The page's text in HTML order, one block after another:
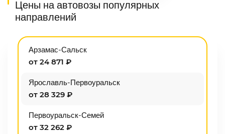
Цены на автовозы популярных
направлений
Арзамас-Сальск
от 24 871 ₽
Ярославль-Первоуральск
от 28 329 ₽
Первоуральск-Семей
от 32 262 ₽